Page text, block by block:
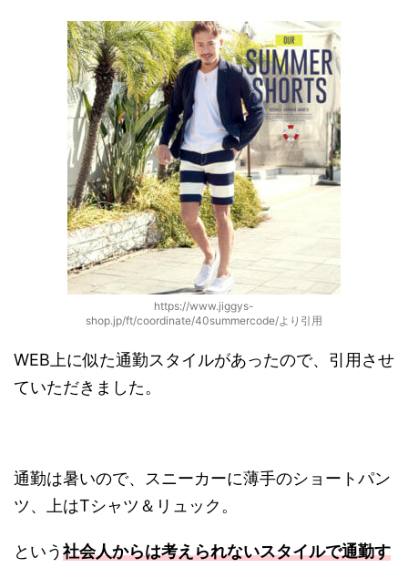
https://www.jiggys-
shop.jp/ft/coordinate/40summercode/より引用
WEB上に似た通勤スタイルがあったので、引用させ
ていただきました。
通勤は暑いので、スニーカーに薄手のショートパン
ツ、上はTシャツ＆リュック。
という社会人からは考えられないスタイルで通勤す